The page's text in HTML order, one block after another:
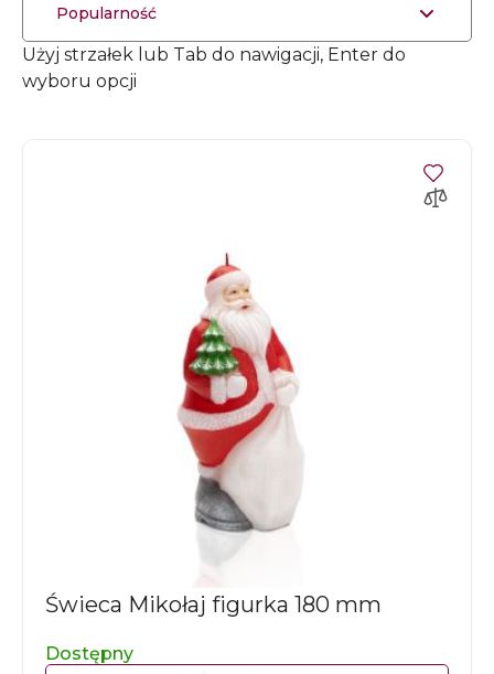
Popularność
Użyj strzałek lub Tab do nawigacji, Enter do
wyboru opcji
Świeca Mikołaj figurka 180 mm
Dostępny